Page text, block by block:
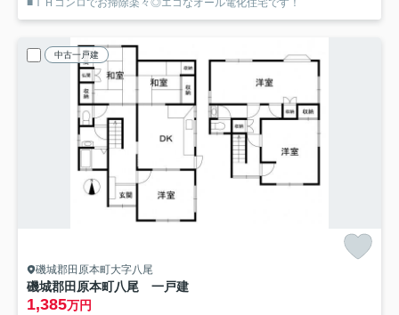
■ＩＨコンロでお掃除楽々◎エコなオール電化住宅です！
中古一戸建
磯城郡田原本町大字八尾
磯城郡田原本町八尾 一戸建
1,385万円